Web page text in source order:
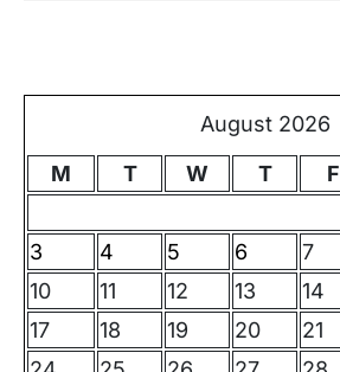
August 2026
M
T W T F
3
4 5 6 7
10
11 12 13 14
17
18 19 20 21